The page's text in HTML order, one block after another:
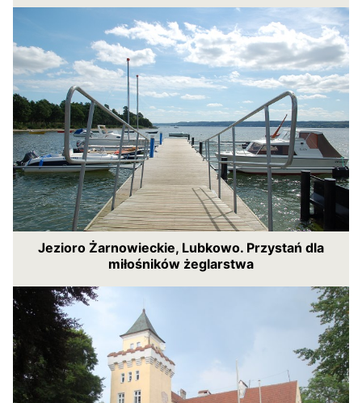
Jezioro Żarnowieckie, Lubkowo. Przystań dla
miłośników żeglarstwa